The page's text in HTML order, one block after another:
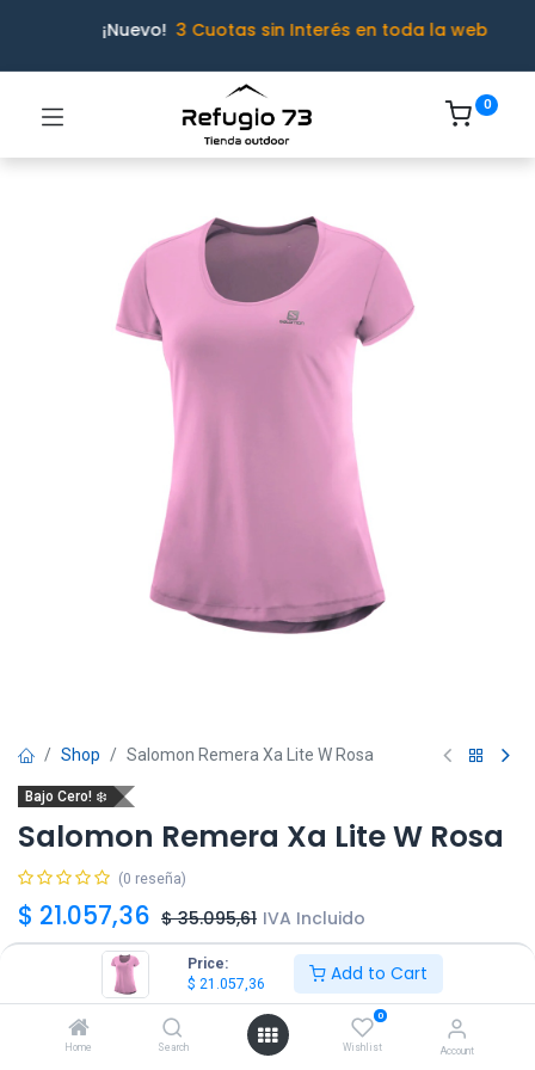
Price:
$ 21.057,36 Add to Cart
Home Search
0
Wishlist Account
¡Nuevo! 3 Cuotas sin Interés en toda la web
0
Shop Salomon Remera Xa Lite W Rosa
Bajo Cero! ❄️
Salomon Remera Xa Lite W Rosa
(0 reseña)
$ 21.057,36 $35.095,61 IVA Incluido
M XL